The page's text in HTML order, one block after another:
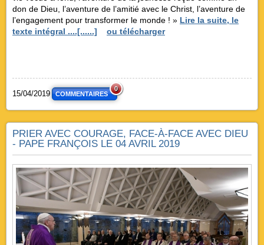
don de Dieu, l’aventure de l’amitié avec le Christ, l’aventure de
l’engagement pour transformer le monde ! » Lire la suite, le
texte intégral ....[......]
ou télécharger
15/04/2019 COMMENTAIRES
0
PRIER AVEC COURAGE, FACE-À-FACE AVEC DIEU
- PAPE FRANÇOIS LE 04 AVRIL 2019